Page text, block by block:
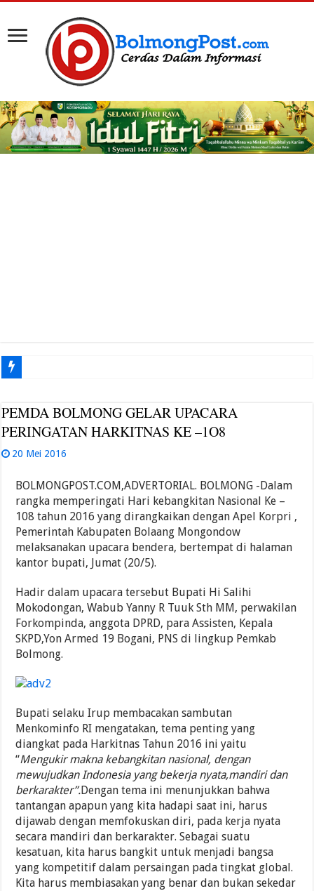
PEMDA BOLMONG GELAR UPACARA
PERINGATAN HARKITNAS KE –1O8
20 Mei 2016
BOLMONGPOST.COM,ADVERTORIAL. BOLMONG -Dalam
rangka memperingati Hari kebangkitan Nasional Ke –
108 tahun 2016 yang dirangkaikan dengan Apel Korpri ,
Pemerintah Kabupaten Bolaang Mongondow
melaksanakan upacara bendera, bertempat di halaman
kantor bupati, Jumat (20/5).
Hadir dalam upacara tersebut Bupati Hi Salihi
Mokodongan, Wabub Yanny R Tuuk Sth MM, perwakilan
Forkompinda, anggota DPRD, para Assisten, Kepala
SKPD,Yon Armed 19 Bogani, PNS di lingkup Pemkab
Bolmong.
Bupati selaku Irup membacakan sambutan
Menkominfo RI mengatakan, tema penting yang
diangkat pada Harkitnas Tahun 2016 ini yaitu
“Mengukir makna kebangkitan nasional, dengan
mewujudkan Indonesia yang bekerja nyata,mandiri dan
berkarakter”.Dengan tema ini menunjukkan bahwa
tantangan apapun yang kita hadapi saat ini, harus
dijawab dengan memfokuskan diri, pada kerja nyata
secara mandiri dan berkarakter. Sebagai suatu
kesatuan, kita harus bangkit untuk menjadi bangsa
yang kompetitif dalam persaingan pada tingkat global.
Kita harus membiasakan yang benar dan bukan sekedar